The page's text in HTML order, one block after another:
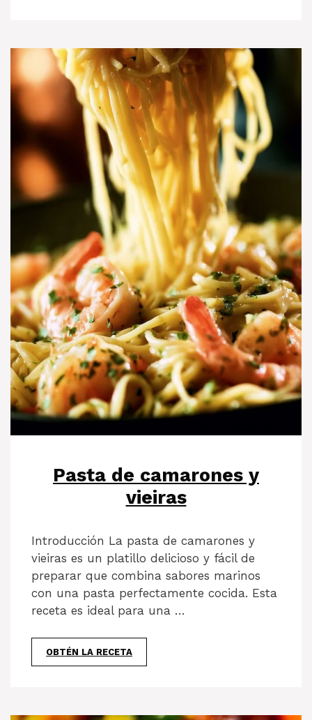
Pasta de camarones y
vieiras
Introducción La pasta de camarones y
vieiras es un platillo delicioso y fácil de
preparar que combina sabores marinos
con una pasta perfectamente cocida. Esta
receta es ideal para una …
OBTÉN LA RECETA